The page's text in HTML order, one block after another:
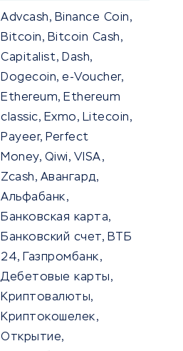
Advcash, Binance Coin,
Bitcoin, Bitcoin Cash,
Capitalist, Dash,
Dogecoin, e-Voucher,
Ethereum, Ethereum
classic, Exmo, Litecoin,
Payeer, Perfect
Money, Qiwi, VISA,
Zcash, Авангард,
Альфабанк,
Банковская карта,
Банковский счет, ВТБ
24, Газпромбанк,
Дебетовые карты,
Криптовалюты,
Криптокошелек,
Открытие,